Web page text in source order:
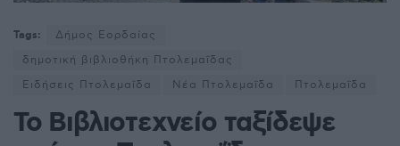
Tags:
Δήμος Εορδαίας
δημοτική βιβλιοθήκη Πτολεμαΐδας
Ειδήσεις Πτολεμαΐδα
Νέα Πτολεμαΐδα Πτολεμαΐδα
Το Βιβλιοτεχνείο ταξίδεψε